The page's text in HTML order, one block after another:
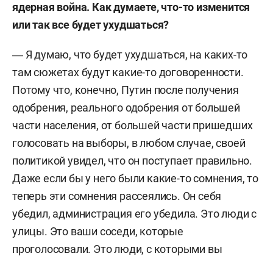
ядерная война. Как думаете, что-то изменится
или так все будет ухудшаться?
― Я думаю, что будет ухудшаться, на каких-то
там сюжетах будут какие-то договоренности.
Потому что, конечно, Путин после получения
одобрения, реального одобрения от большей
части населения, от большей части пришедших
голосовать на выборы, в любом случае, своей
политикой увидел, что он поступает правильно.
Даже если бы у него были какие-то сомнения, то
теперь эти сомнения рассеялись. Он себя
убедил, администрация его убедила. Это люди с
улицы. Это ваши соседи, которые
проголосовали. Это люди, с которыми вы